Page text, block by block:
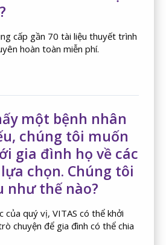
cấp gần 70 tài liệu thuyết trình
hoàn toàn miễn phí.
một bệnh nhân
chúng tôi muốn
gia đình họ về các
chọn. Chúng tôi
như thế nào?
của quý vị, VITAS có thể khởi
chuyện để gia đình có thể chia